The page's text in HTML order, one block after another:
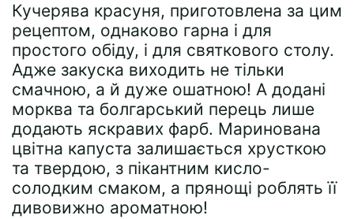
Кучерява красуня, приготовлена ​​за цим
рецептом, однаково гарна і для
простого обіду, і для святкового столу.
Адже закуска виходить не тільки
смачною, а й дуже ошатною! А додані
морква та болгарський перець лише
додають яскравих фарб. Маринована
цвітна капуста залишається хрусткою
та твердою, з пікантним кисло-
солодким смаком, а прянощі роблять її
дивовижно ароматною!